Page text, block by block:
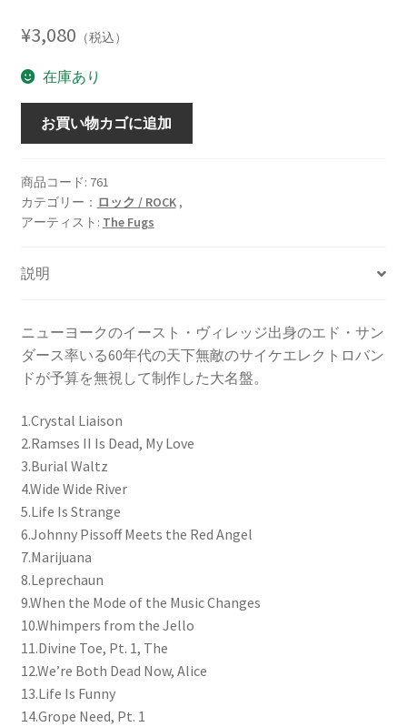
¥3,080 （税込）
在庫あり
Crawled
My
Hand,
Honest
個
お買い物カゴに追加
商品コード: 761
カテゴリー： ロック / ROCK,
アーティスト: The Fugs
説明
ニューヨークのイースト・ヴィレッジ出身のエド・サン
ダース率いる60年代の天下無敵のサイケエレクトロバン
ドが予算を無視して制作した大名盤。
1.Crystal Liaison
2.Ramses II Is Dead, My Love
3.Burial Waltz
4.Wide Wide River
5.Life Is Strange
6.Johnny Pissoff Meets the Red Angel
7.Marijuana
8.Leprechaun
9.When the Mode of the Music Changes
10.Whimpers from the Jello
11.Divine Toe, Pt. 1, The
12.We’re Both Dead Now, Alice
13.Life Is Funny
14.Grope Need, Pt. 1